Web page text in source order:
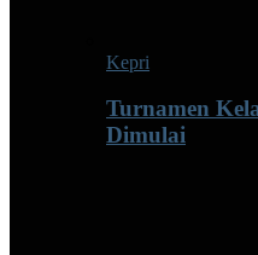
Kepri
Turnamen
Dimulai